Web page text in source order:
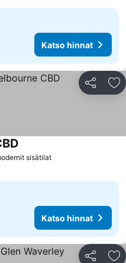
Katso hinnat
Jaa
sisätilat
Katso hinnat